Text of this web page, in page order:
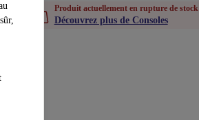
Produit actuellement en rupture de stock
Découvrez plus de Consoles